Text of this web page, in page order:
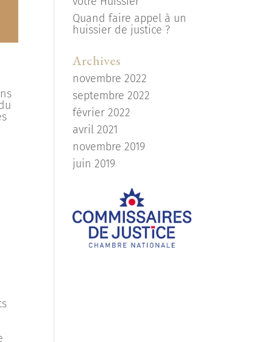
Quand faire appel à un
huissier de justice ?
Archives
novembre 2022
septembre 2022
février 2022
avril 2021
novembre 2019
juin 2019